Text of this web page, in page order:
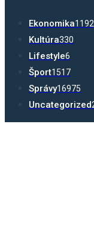
Ekonomika1192
Kultúra330
Lifestyle6
Šport1517
Správy16975
Uncategorized